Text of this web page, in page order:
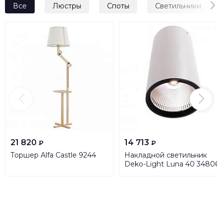
Все Люстры Споты Светильники
21 820 ₽
Торшер Alfa Castle 9244
14 713 ₽
Накладной светильник
Deko-Light Luna 40 348065